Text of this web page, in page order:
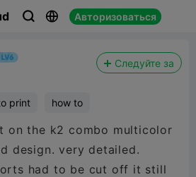
  Авторизоваться
Следуйте за
print how to
on the k2 combo multicolor
design. very detailed.
had to be cut off it still